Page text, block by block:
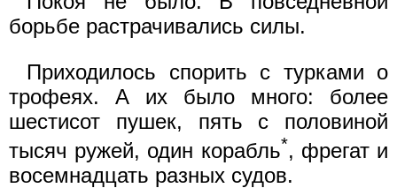
борьбе растрачивались силы.
Приходилось спорить с турками о
трофеях. А их было много: более
шестисот пушек, пять с половиной
тысяч ружей, один корабль*, фрегат и
восемнадцать разных судов.